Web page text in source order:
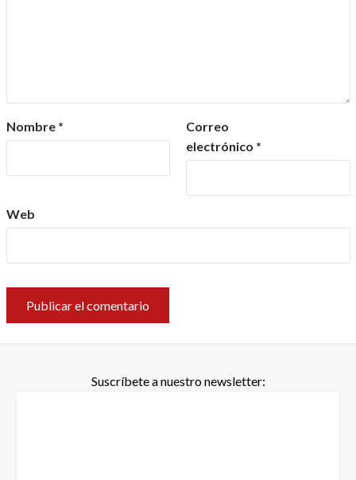
Nombre *
Correo
electrónico *
Web
Suscríbete a nuestro newsletter: